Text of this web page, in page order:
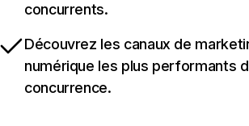
concurrents.
Découvrez les canaux de
numérique les plus performants
concurrence.